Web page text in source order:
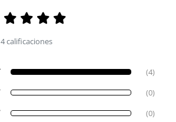
4 calificaciones
(4)
(0)
(0)